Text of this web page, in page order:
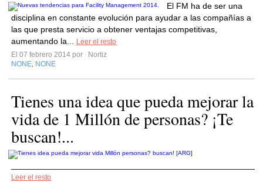
El FM ha de ser una
disciplina en constante evolución para ayudar a las compañías a
las que presta servicio a obtener ventajas competitivas,
aumentando la...
Leer el resto
El 07 febrero 2014 por
Nortiz
NONE NONE
Tienes una idea que pueda mejorar la
vida de 1 Millón de personas? ¡Te
buscan!...
Leer el resto